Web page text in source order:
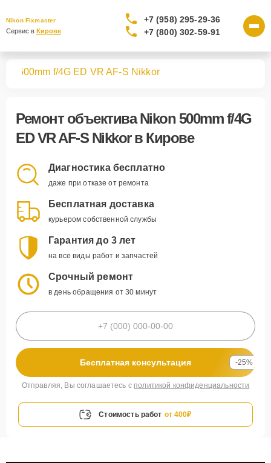
Nikon Fixmaster
Сервис в Кирове
+7 (958) 295-29-36
+7 (800) 302-59-91
500mm f/4G ED VR AF-S Nikkor
Ремонт объектива Nikon 500mm f/4G
ED VR AF-S Nikkorв Кирове
Диагностика бесплатно
даже при отказе от ремонта
Бесплатная доставка
курьером собственной службы
Гарантия до 3 лет
на все виды работ и запчастей
Срочный ремонт
в день обращения от 30 минут
Бесплатная консультация -25%
Отправляя, Вы соглашаетесь с политикой конфиденциальности
Стоимость работ от 400₽